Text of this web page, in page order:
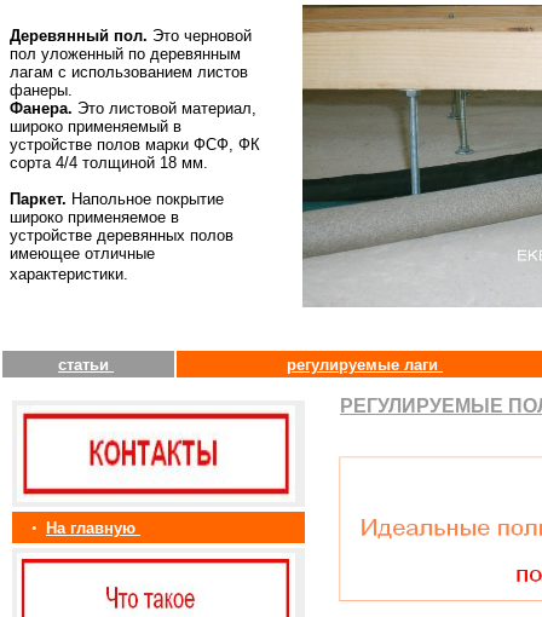
Деревянный пол. Это черновой
пол уложенный по деревянным
лагам с использованием листов
фанеры.
Фанера. Это листовой материал,
широко применяемый в
устройстве полов марки ФСФ, ФК
сорта 4/4 толщиной 18 мм.
Паркет. Напольное покрытие
широко применяемое в
устройстве деревянных полов
имеющее отличные
характеристики.
статьи регулируемые лаги
• На главную
РЕГУЛИРУЕМЫЕ